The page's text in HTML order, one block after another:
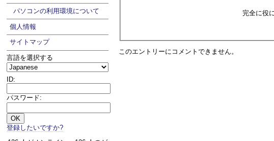
パソコンの利用環境について
個人情報
サイトマップ
言語を選択する
ID:
パスワード:
登録したいですか?
完全に役
このエントリーにコメントできません。